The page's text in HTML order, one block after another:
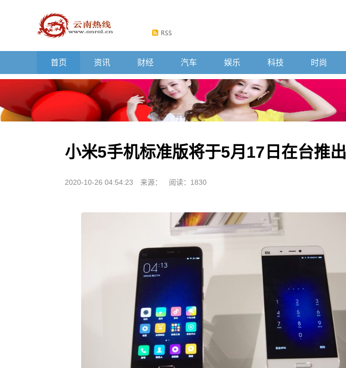
首页 资讯 财经 汽车 娱乐 科技 时尚
小米5手机标准版将于5月17日在台推出
2020-10-26 04:54:23 来源： 阅读：1830